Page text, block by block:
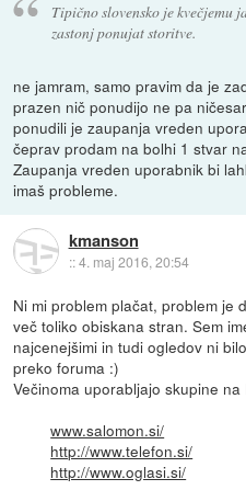
Tipično slovensko je kvečjemu
zastonj ponujat storitve.
ne jamram, samo pravim da je
prazen nič ponudijo ne pa
ponudili je zaupanja vreden
čeprav prodam na bolhi 1 stvar
Zaupanja vreden uporabnik bi
imaš probleme.
kmanson
::4. maj 2016, 20:54
Ni mi problem plačat, problem je
več toliko obiskana stran. Sem
najcenejšimi in tudi ogledov ni
preko foruma :)
Večinoma uporabljajo skupine
www.salomon.si/
http://www.telefon.si/
http://www.oglasi.si/